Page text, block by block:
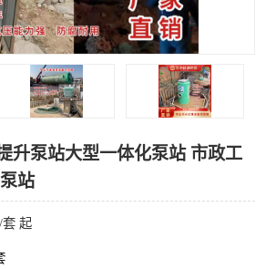
升泵站大型一体化泵站 市政工
站
套 起
浅层砂过滤装置
柔性截污